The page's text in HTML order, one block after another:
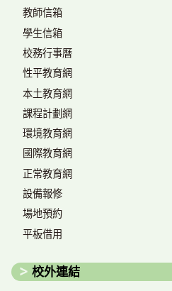
教師信箱
學生信箱
校務行事曆
性平教育網
本土教育網
課程計劃網
環境教育網
國際教育網
正常教育網
設備報修
場地預約
平板借用
校外連結